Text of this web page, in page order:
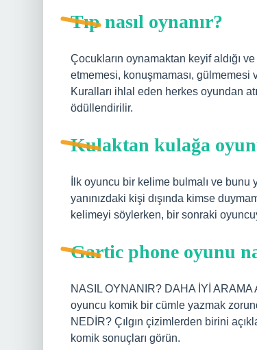
Tıp nasıl oynanır?
Çocukların oynamaktan keyif aldığı
etmemesi, konuşmaması, gülmemesi
Kuralları ihlal eden herkes oyundan
ödüllendirilir.
Kulaktan kulağa
İlk oyuncu bir kelime bulmalı ve
yanınızdaki kişi dışında kimse
kelimeyi söylerken, bir sonraki
Gartic phone oyunu
NASIL OYNANIR? DAHA İYİ ARAMA
oyuncu komik bir cümle yazmak
NEDİR? Çılgın çizimlerden birini
komik sonuçları görün.